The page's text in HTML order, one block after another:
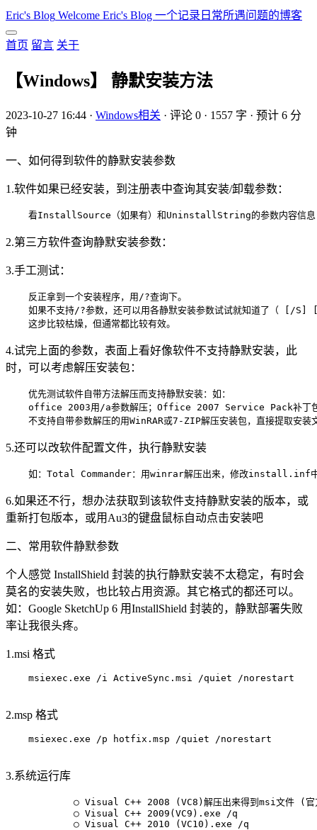
Eric's Blog Welcome Eric's Blog 一个记录日常所遇问题的博客
首页 留言 关于
【Windows】 静默安装方法
2023-10-27 16:44 · Windows相关 · 评论 0 · 1557 字 · 预计 6 分
钟
一、如何得到软件的静默安装参数
1.软件如果已经安装，到注册表中查询其安装/卸载参数：
2.第三方软件查询静默安装参数：
3.手工测试：
    反正拿到一个安装程序，用/?查询下。
如果不支持/?参数，还可以用各静默安装参数试试就知道
4.试完上面的参数，表面上看好像软件不支持静默安装，此
时，可以考虑解压安装包：
    优先测试软件自带方法解压而支持静默安装：如：
office 2003用/a参数解压；Office 2007 Service Pack补丁
5.还可以改软件配置文件，执行静默安装
6.如果还不行，想办法获取到该软件支持静默安装的版本，或
重新打包版本，或用Au3的键盘鼠标自动点击安装吧
二、常用软件静默参数
个人感觉 InstallShield 封装的执行静默安装不太稳定，有时会
莫名的安装失败，也比较占用资源。其它格式的都还可以。
如：Google SketchUp 6 用InstallShield 封装的，静默部署失败
率让我很头疼。
1.msi 格式
    msiexec.exe /i ActiveSync.msi /quiet /norestart
2.msp 格式
    msiexec.exe /p hotfix.msp /quiet /norestart
3.系统运行库
○ Visual C++ 2008 (VC8)解压出来得到msi文件 (官方
            ○ Visual C++ 2009(VC9).exe /q
            ○ Visual C++ 2010 (VC10).exe /q